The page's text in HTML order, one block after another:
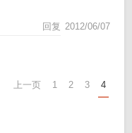
2012/06/07
回复
上一页 1 2 3 4